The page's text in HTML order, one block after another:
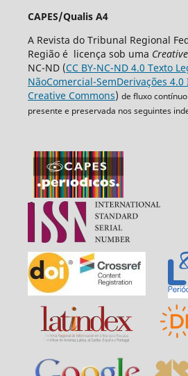
CAPES/Qualis A4
A Revista do Tribunal Regional
Região é licença sob uma
NC-ND (CC BY-NC-ND 4.0 Texto
NãoComercial-SemDerivações
Creative Commons) de fluxo
presente e preservada nos seguintes